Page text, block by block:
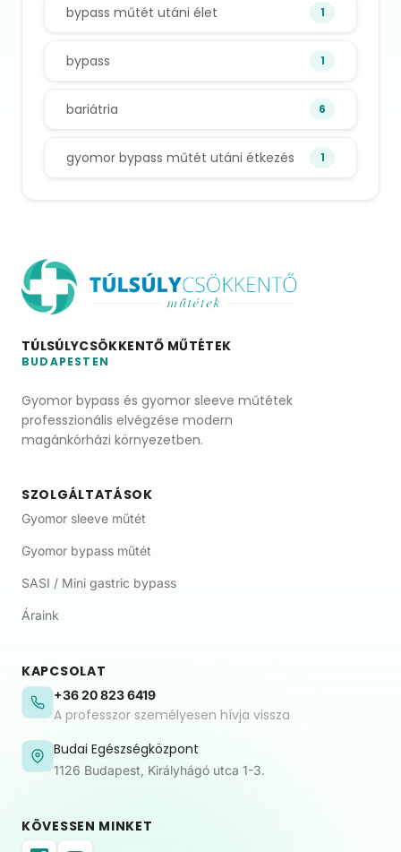
bypass műtét utáni élet 1
bypass 1
bariátria 6
gyomor bypass műtét utáni étkezés 1
TÚLSÚLYCSÖKKENTŐ MŰTÉTEK
BUDAPESTEN
Gyomor bypass és gyomor sleeve műtétek
professzionális elvégzése modern
magánkórházi környezetben.
SZOLGÁLTATÁSOK
Gyomor sleeve műtét
Gyomor bypass műtét
SASI / Mini gastric bypass
Áraink
KAPCSOLAT
+36 20 823 6419
A professzor személyesen hívja vissza
Budai Egészségközpont
1126 Budapest, Királyhágó utca 1-3.
KÖVESSEN MINKET